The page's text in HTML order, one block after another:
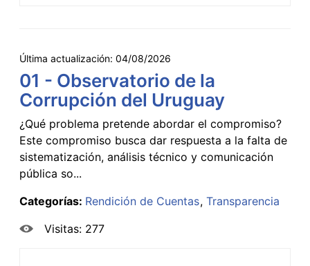
Última actualización: 04/08/2026
01 - Observatorio de la
Corrupción del Uruguay
¿Qué problema pretende abordar el compromiso?
Este compromiso busca dar respuesta a la falta de
sistematización, análisis técnico y comunicación
pública so...
Categorías: Rendición de Cuentas Transparencia
Visitas: 277